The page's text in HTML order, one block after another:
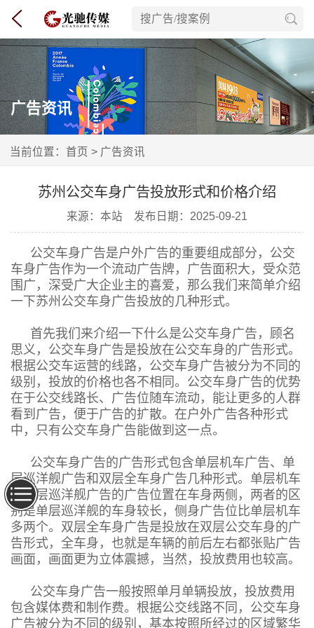
广告资讯
当前位置：首页 > 广告资讯
苏州公交车身广告投放形式和价格介绍
来源：本站 发布日期：2025-09-21
公交车身广告是户外广告的重要组成部分，公交
车身广告作为一个流动广告牌，广告面积大，受众范
围广，深受广大企业主的喜爱，那么我们来简单介绍
一下苏州公交车身广告投放的几种形式。
首先我们来介绍一下什么是公交车身广告，顾名
思义，公交车身广告是投放在公交车身的广告形式。
根据公交车运营的线路，公交车身广告被分为不同的
级别，投放的价格也各不相同。公交车身广告的优势
在于公交线路长、广告位随车流动，能让更多的人群
看到广告，便于广告的扩散。在户外广告各种形式
中，只有公交车身广告能做到这一点。
公交车身广告的广告形式包含单层机车广告、单
层巡洋舰广告和双层全车身广告几种形式。单层机车
和单层巡洋舰广告的广告位置在车身两侧，两者的区
别是单层巡洋舰的车身较长，侧身广告位比单层机车
多两个。双层全车身广告是投放在双层公交车身的广
告形式，全车身，也就是车辆的前后左右都张贴广告
画面，画面更为立体震撼，当然，投放费用也较高。
公交车身广告一般按照单月单辆投放，投放费用
包含媒体费和制作费。根据公交线路不同，公交车身
广告被分为不同的级别，基本按照所经过的区域繁华